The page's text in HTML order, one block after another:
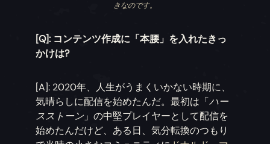
きなのです。
[Q]: コンテンツ作成に「本腰」を入れたきっ
かけは?
[A]: 2020年、人生がうまくいかない時期に、
気晴らしに配信を始めたんだ。最初は「ハー
スストーン」の中堅プレイヤーとして配信を
始めたんだけど、ある日、気分転換のつもり